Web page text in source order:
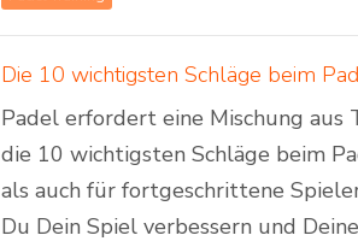
Die 10 wichtigsten Schläge beim
Padel erfordert eine Mischung aus
die 10 wichtigsten Schläge beim
als auch für fortgeschrittene
Du Dein Spiel verbessern und